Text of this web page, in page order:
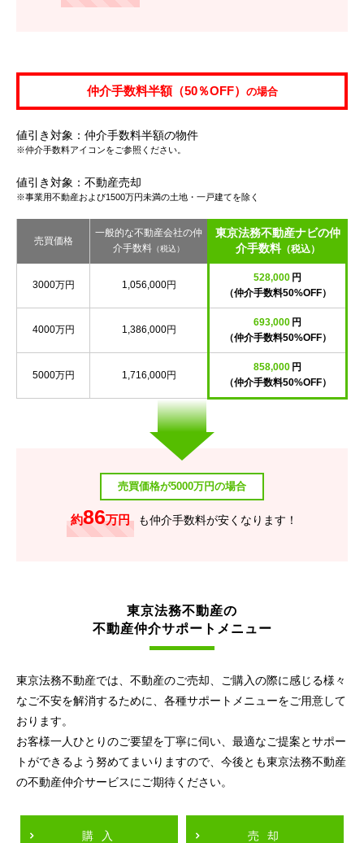
仲介手数料半額（50％OFF） の場合
値引き対象：仲介手数料半額の物件
※仲介手数料アイコンをご参照ください。
値引き対象：不動産売却
※事業用不動産および1500万円未満の土地・一戸建てを除く
売買価格
一般的な不動産会社の仲
介手数料 （税込）
東京法務不動産ナビの仲
介手数料（税込）
3000万円 1,056,000円
528,000 円
（仲介手数料50%OFF）
4000万円 1,386,000円
693,000 円
（仲介手数料50%OFF）
5000万円 1,716,000円
858,000 円
（仲介手数料50%OFF）
売買価格が5000万円の場合
約86万円 も仲介手数料が安くなります！
東京法務不動産の
不動産仲介サポートメニュー
東京法務不動産では、不動産のご売却、ご購入の際に感じる様々
なご不安を解消するために、各種サポートメニューをご用意して
おります。
お客様一人ひとりのご要望を丁寧に伺い、最適なご提案とサポー
トができるよう努めてまいりますので、今後とも東京法務不動産
の不動産仲介サービスにご期待ください。
購入 売却